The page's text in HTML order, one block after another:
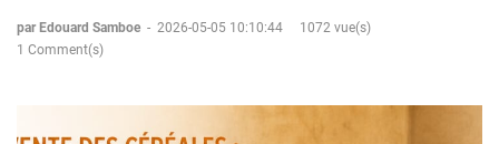
par Edouard Samboe - 2026-05-05 10:10:44
1072 vue(s)
1 Comment(s)